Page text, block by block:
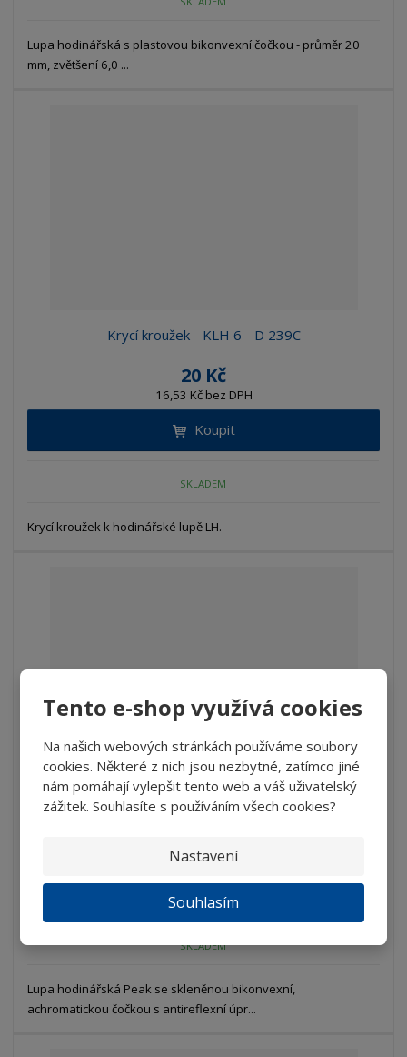
Tento e-shop využívá cookies
Na našich webových stránkách používáme soubory
cookies. Některé z nich jsou nezbytné, zatímco jiné
nám pomáhají vylepšit tento web a váš uživatelský
zážitek. Souhlasíte s používáním všech cookies?
Nastavení
Souhlasím
Lupa hodinářská s plastovou bikonvexní čočkou - průměr 20
mm, zvětšení 6,0 ...
Krycí kroužek - KLH 6 - D 239C
20 Kč
16,53 Kč bez DPH
Koupit
SKLADEM
Krycí kroužek k hodinářské lupě LH.
Lupa hodinářská - Peak 2048-12
1 595,87 Kč bez DPH
SKLADEM
Lupa hodinářská Peak se skleněnou bikonvexní,
achromatickou čočkou s antireflexní úpr...